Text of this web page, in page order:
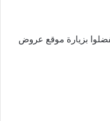
بزيارة موقع عروض